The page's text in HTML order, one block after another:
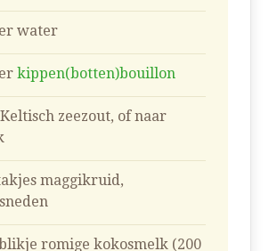
water
kippen(botten)bouillon
zeezout, of naar
maggikruid,
romige kokosmelk (200